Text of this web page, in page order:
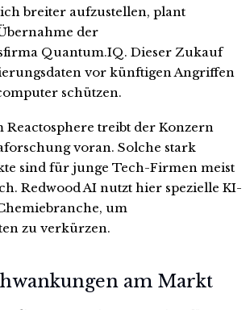
breiter aufzustellen, plant
der
Quantum.IQ. Dieser Zukauf
vor künftigen Angriffen
schützen.
Reactosphere treibt der Konzern
voran. Solche stark
sind für junge Tech-Firmen meist
Redwood AI nutzt hier spezielle KI-
um
zu verkürzen.
am Markt